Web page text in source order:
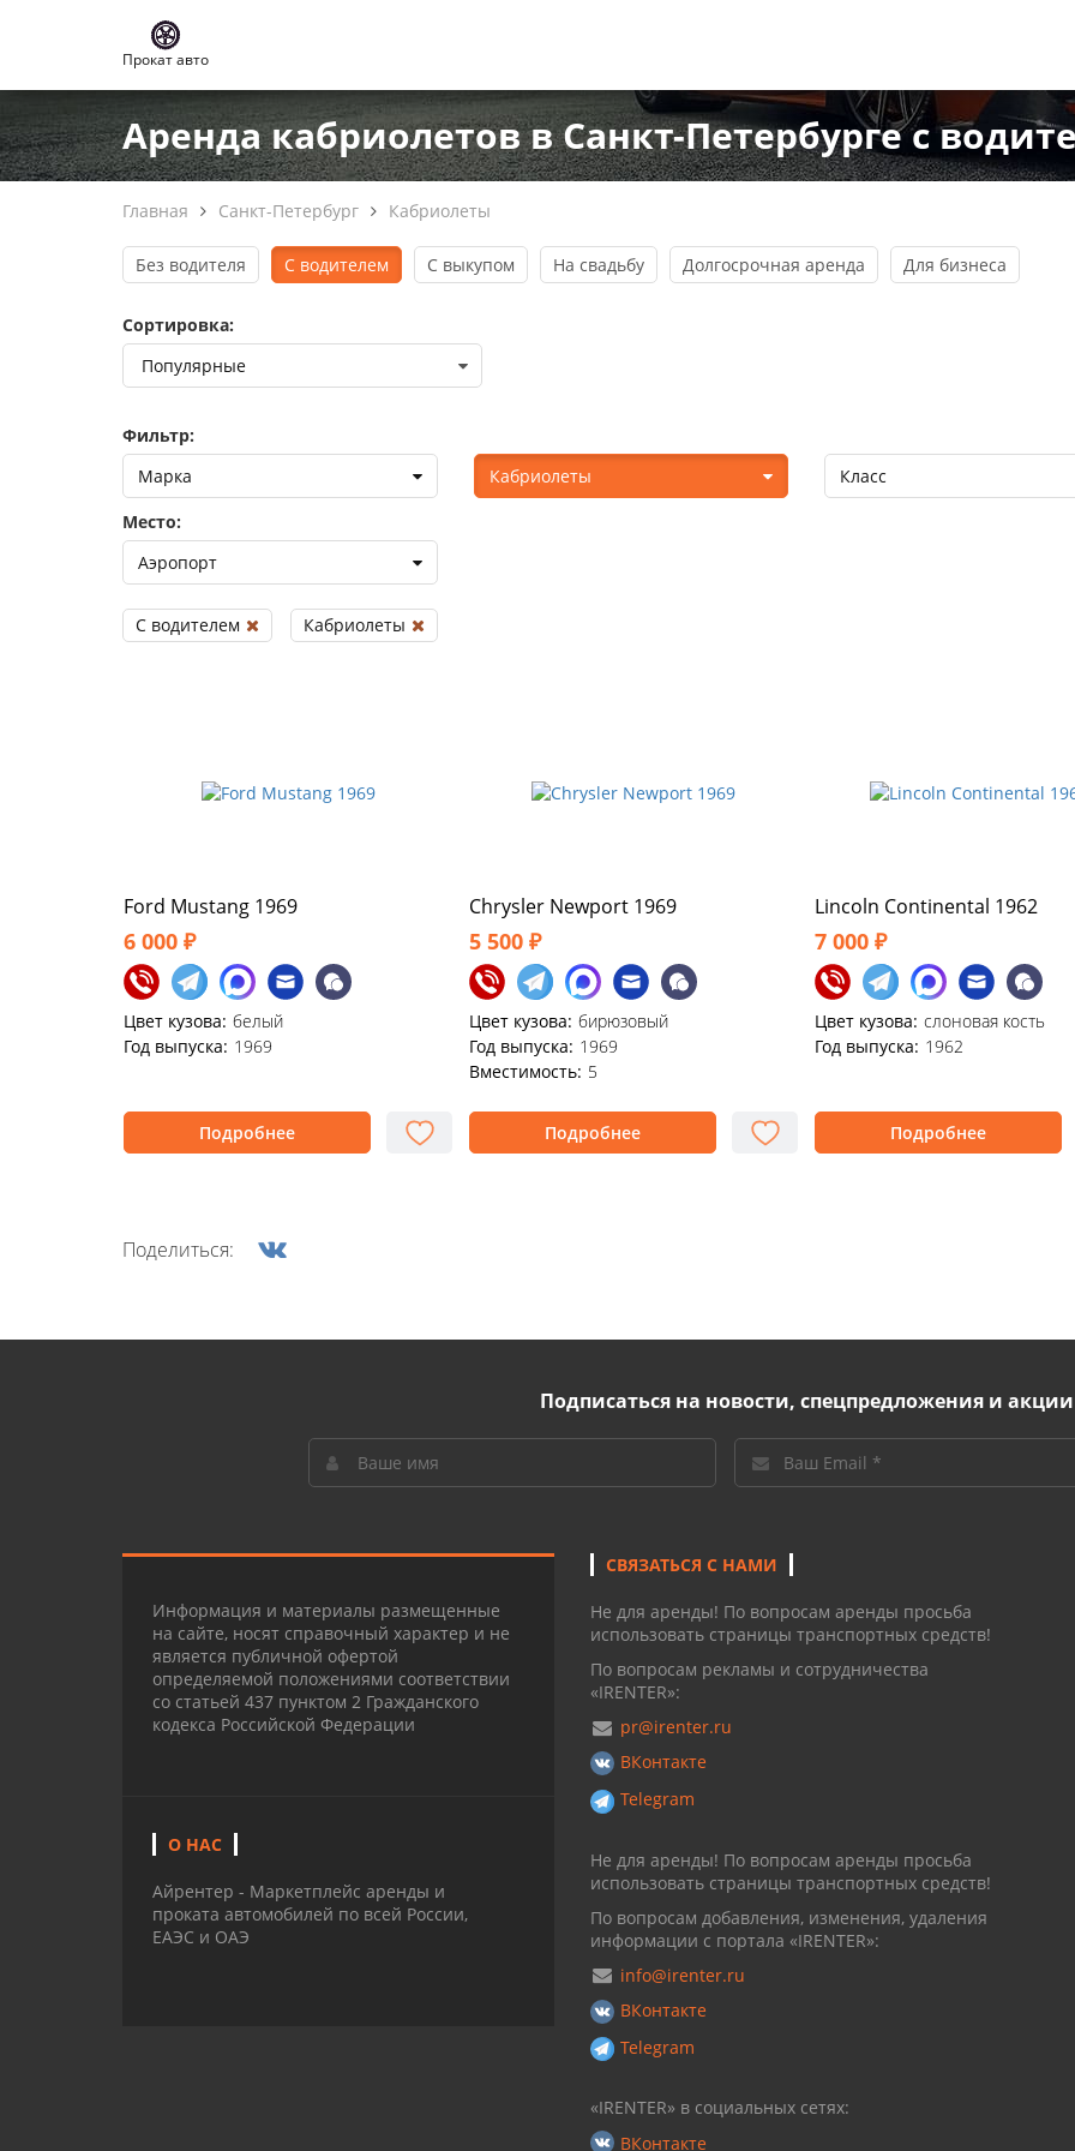
Прокат авто
Аренда кабриолетов в Санкт-Петербурге с
Главная Санкт-Петербург Кабриолеты
Ford Mustang 1969
6 000 ₽
Цвет кузова: белый
Год выпуска: 1969
Подробнее
Chrysler Newport 1969
5 500 ₽
Цвет кузова: бирюзовый
Год выпуска: 1969
Вместимость: 5
Подробнее
Lincoln Continental 1962
7 000 ₽
Цвет кузова: слоновая кость
Год выпуска: 1962
Подробнее
Поделиться:
Без водителя С водителем С выкупом На свадьбу Долгосрочная аренда Для бизнеса
Сортировка:
Фильтр:
Марка
Кабриолеты Класс
Место:
Аэропорт
С водителем Кабриолеты
Подписаться на новости, спецпредложения и акции
Информация и материалы размещенные
на сайте, носят справочный характер и не
является публичной офертой
определяемой положениями соответствии
со статьей 437 пунктом 2 Гражданского
кодекса Российской Федерации
О НАС
Айрентер - Маркетплейс аренды и
проката автомобилей по всей России,
ЕАЭС и ОАЭ
СВЯЗАТЬСЯ С НАМИ
Не для аренды! По вопросам аренды просьба
использовать страницы транспортных средств!
По вопросам рекламы и сотрудничества
«IRENTER»:
pr@irenter.ru
ВКонтакте
Telegram
Не для аренды! По вопросам аренды просьба
использовать страницы транспортных средств!
По вопросам добавления, изменения, удаления
информации с портала «IRENTER»:
info@irenter.ru
ВКонтакте
Telegram
«IRENTER» в социальных сетях:
ВКонтакте